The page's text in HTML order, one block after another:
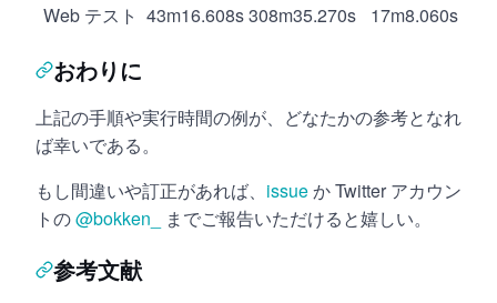
Web テスト 43m16.608s308m35.270s 17m8.060s
おわりに
上記の手順や実行時間の例が、どなたかの参考となれ
ば幸いである。
もし間違いや訂正があれば、 issueか Twitter アカウン
トの@bokken_ までご報告いただけると嬉しい。
参考文献